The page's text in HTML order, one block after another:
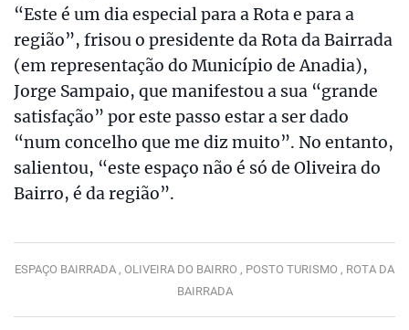
“Este é um dia especial para a Rota e para a
região”, frisou o presidente da Rota da Bairrada
(em representação do Município de Anadia),
Jorge Sampaio, que manifestou a sua “grande
satisfação” por este passo estar a ser dado
“num concelho que me diz muito”. No entanto,
salientou, “este espaço não é só de Oliveira do
Bairro, é da região”.
ESPAÇO BAIRRADA , OLIVEIRA DO BAIRRO , POSTO TURISMO , ROTA DA
BAIRRADA